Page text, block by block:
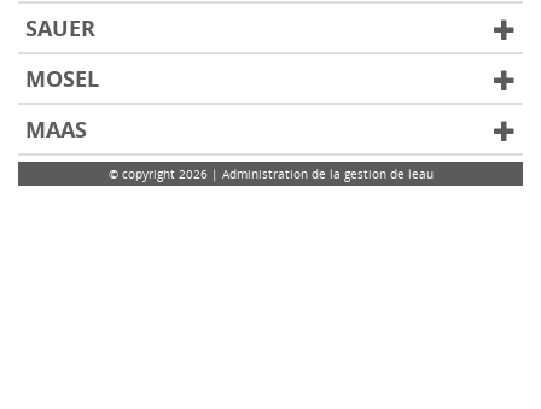
SAUER
MOSEL
MAAS
© copyright 2026 | Administration de la gestion de leau